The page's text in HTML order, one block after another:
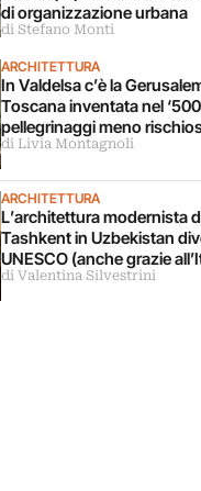
di organizzazione urbana
di Stefano Monti
ARCHITETTURA
In Valdelsa c’è la
Toscana inventata nel
pellegrinaggi meno
di Livia Montagnoli
ARCHITETTURA
L’architettura modernista
Tashkent in Uzbekistan
UNESCO (anche grazie
di Valentina Silvestrini